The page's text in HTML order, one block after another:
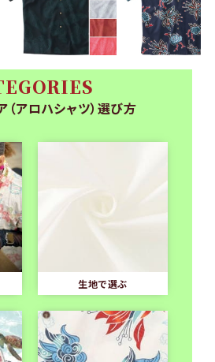
（アロハシャツ）選び方
生地で選ぶ